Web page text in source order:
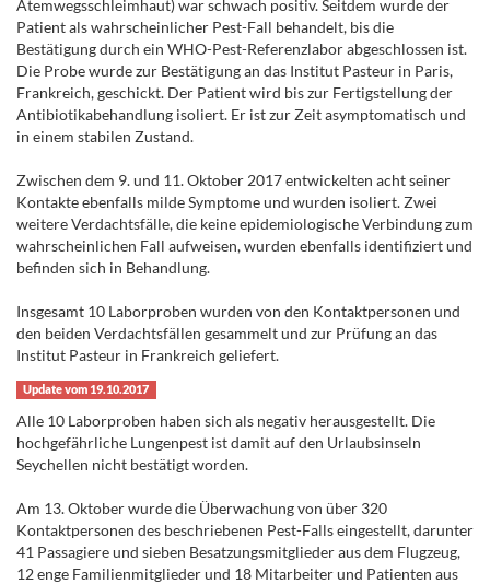
Atemwegsschleimhaut) war schwach positiv. Seitdem wurde der
Patient als wahrscheinlicher Pest-Fall behandelt, bis die
Bestätigung durch ein WHO-Pest-Referenzlabor abgeschlossen ist.
Die Probe wurde zur Bestätigung an das Institut Pasteur in Paris,
Frankreich, geschickt. Der Patient wird bis zur Fertigstellung der
Antibiotikabehandlung isoliert. Er ist zur Zeit asymptomatisch und
in einem stabilen Zustand.
Zwischen dem 9. und 11. Oktober 2017 entwickelten acht seiner
Kontakte ebenfalls milde Symptome und wurden isoliert. Zwei
weitere Verdachtsfälle, die keine epidemiologische Verbindung zum
wahrscheinlichen Fall aufweisen, wurden ebenfalls identifiziert und
befinden sich in Behandlung.
Insgesamt 10 Laborproben wurden von den Kontaktpersonen und
den beiden Verdachtsfällen gesammelt und zur Prüfung an das
Institut Pasteur in Frankreich geliefert.
Update vom 19.10.2017
Alle 10 Laborproben haben sich als negativ herausgestellt. Die
hochgefährliche Lungenpest ist damit auf den Urlaubsinseln
Seychellen nicht bestätigt worden.
Am 13. Oktober wurde die Überwachung von über 320
Kontaktpersonen des beschriebenen Pest-Falls eingestellt, darunter
41 Passagiere und sieben Besatzungsmitglieder aus dem Flugzeug,
12 enge Familienmitglieder und 18 Mitarbeiter und Patienten aus